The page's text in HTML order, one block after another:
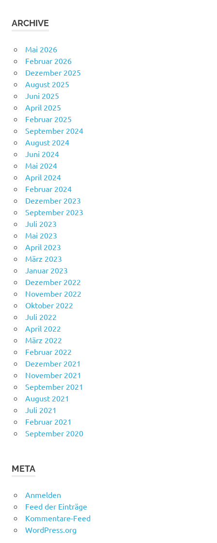
ARCHIVE
Mai 2026
Februar 2026
Dezember 2025
August 2025
Juni 2025
April 2025
Februar 2025
September 2024
August 2024
Juni 2024
Mai 2024
April 2024
Februar 2024
Dezember 2023
September 2023
Juli 2023
Mai 2023
April 2023
März 2023
Januar 2023
Dezember 2022
November 2022
Oktober 2022
Juli 2022
April 2022
März 2022
Februar 2022
Dezember 2021
November 2021
September 2021
August 2021
Juli 2021
Februar 2021
September 2020
META
Anmelden
Feed der Einträge
Kommentare-Feed
WordPress.org